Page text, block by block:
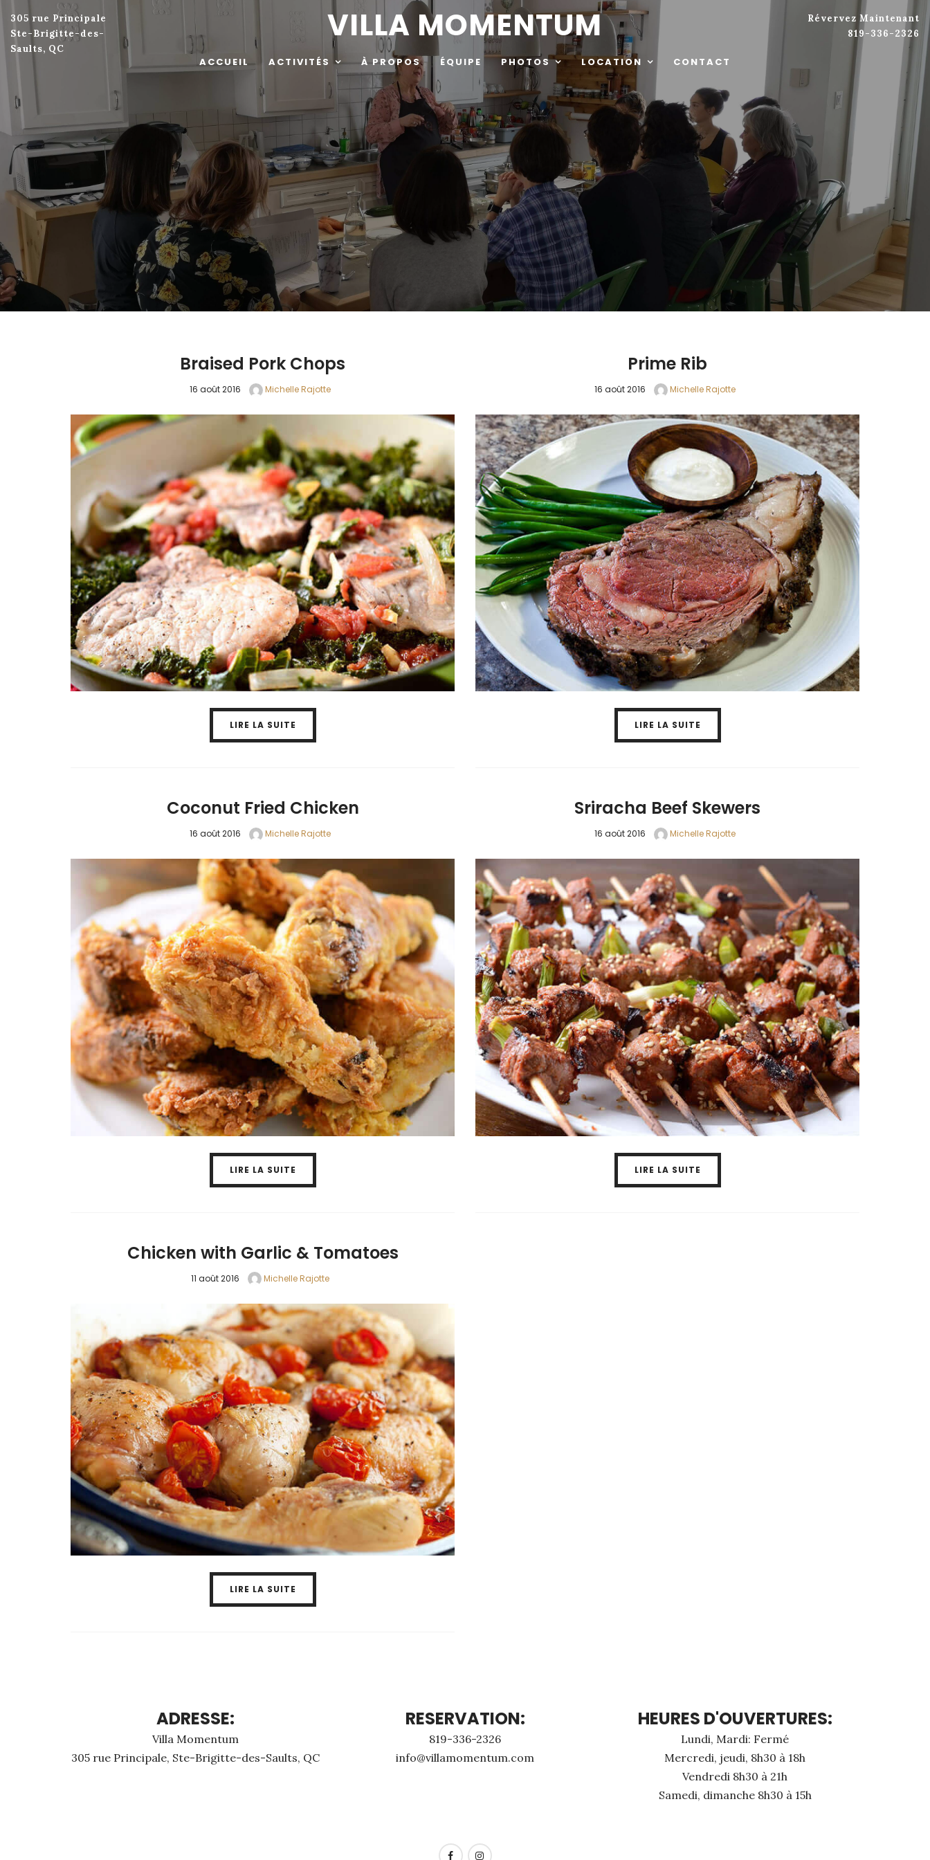
305 rue Principale
Ste-Brigitte-des-
Saults, QC
Révervez Maintenant
819-336-2326
VILLA MOMENTUM
ACCUEIL ACTIVITÉS À PROPOS ÉQUIPE PHOTOS LOCATION CONTACT
Braised Pork Chops
16 août 2016 Michelle Rajotte
LIRE LA SUITE
Prime Rib
16 août 2016 Michelle Rajotte
LIRE LA SUITE
Coconut Fried Chicken
16 août 2016 Michelle Rajotte
LIRE LA SUITE
Sriracha Beef Skewers
16 août 2016 Michelle Rajotte
LIRE LA SUITE
Chicken with Garlic & Tomatoes
11 août 2016 Michelle Rajotte
LIRE LA SUITE
ADRESSE:
Villa Momentum
305 rue Principale, Ste-Brigitte-des-Saults, QC
RESERVATION:
819-336-2326
info@villamomentum.com
HEURES D'OUVERTURES:
Lundi, Mardi: Fermé
Mercredi, jeudi, 8h30 à 18h
Vendredi 8h30 à 21h
Samedi, dimanche 8h30 à 15h